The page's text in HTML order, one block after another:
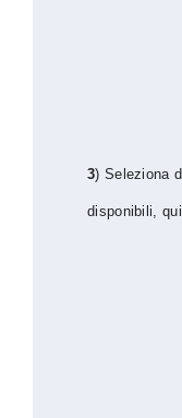
3) Seleziona
disponibili,